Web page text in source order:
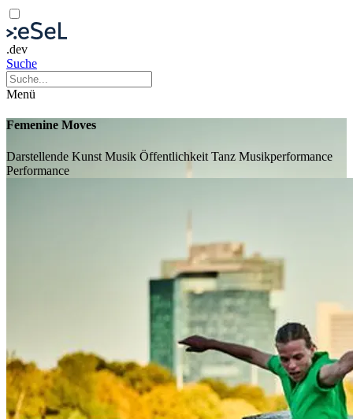
.dev
Suche
Menü
Femenine Moves
Darstellende Kunst Musik Öffentlichkeit Tanz Musikperformance
Performance